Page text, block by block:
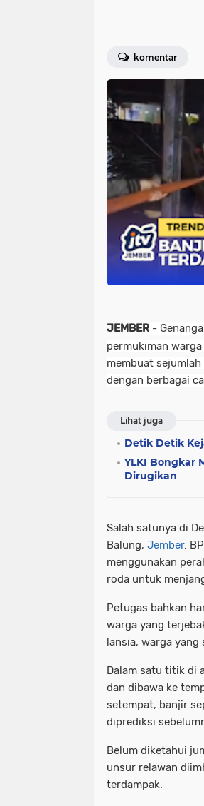
komentar
JEMBER -
permukiman
membuat
dengan berbagai
Lihat juga
Detik Detik
YLKI Bongkar
Dirugikan
Salah satunya di
Balung, Jember.
menggunakan
roda untuk
Petugas bahkan
warga yang
lansia, warga
Dalam satu titik di
dan dibawa ke
setempat, banjir
diprediksi
Belum diketahui
unsur relawan
terdampak.